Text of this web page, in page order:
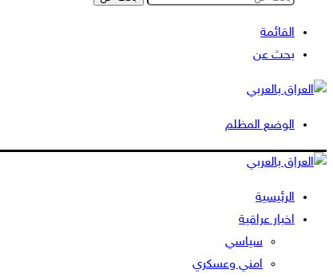
القائمة
بحث عن
الوضع المظلم
الرئيسية
اخبار عراقية
سياسي
امني وعسكري